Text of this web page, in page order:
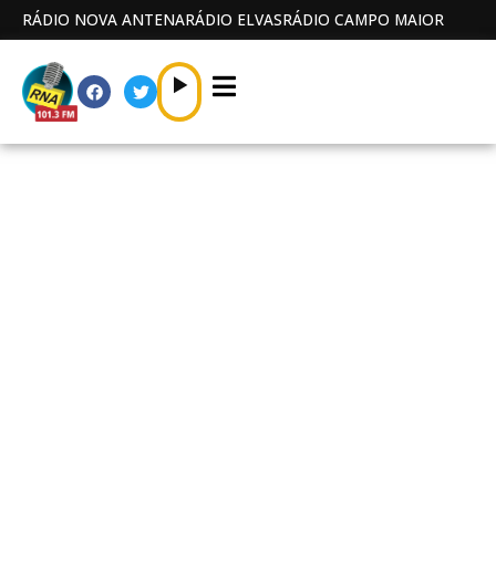
RÁDIO NOVA ANTENARÁDIO ELVASRÁDIO CAMPO MAIOR